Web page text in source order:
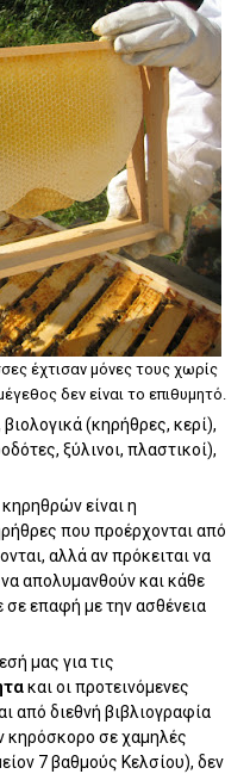
έχτισαν μόνες τους χωρίς
δεν είναι το επιθυμητό.
(κηρήθρες, κερί),
ξύλινοι, πλαστικοί),
είναι η
που προέρχονται από
αλλά αν πρόκειται να
απολυμανθούν και κάθε
σε επαφή με την ασθένεια
μας για τις
και οι προτεινόμενες
από διεθνή βιβλιογραφία
κηρόσκορο σε χαμηλές
7 βαθμούς Κελσίου), δεν